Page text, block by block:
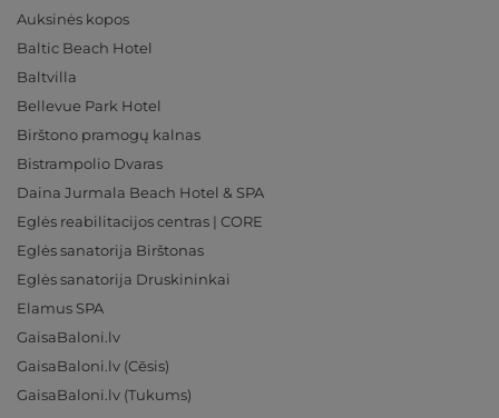
Auksinės kopos
Baltic Beach Hotel
Baltvilla
Bellevue Park Hotel
Birštono pramogų kalnas
Bistrampolio Dvaras
Daina Jurmala Beach Hotel & SPA
Eglės reabilitacijos centras | CORE
Eglės sanatorija Birštonas
Eglės sanatorija Druskininkai
Elamus SPA
GaisaBaloni.lv
GaisaBaloni.lv (Cēsis)
GaisaBaloni.lv (Tukums)